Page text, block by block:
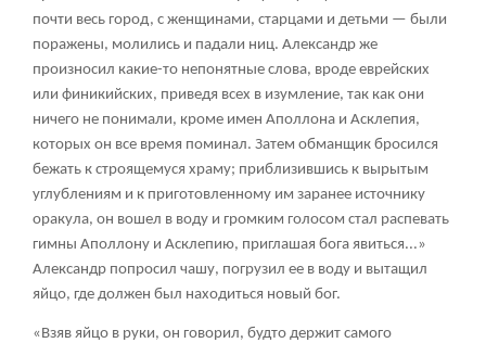
почти весь город, с женщинами, старцами и детьми — были
поражены, молились и падали ниц. Александр же
произносил какие-то непонятные слова, вроде еврейских
или финикийских, приведя всех в изумление, так как они
ничего не понимали, кроме имен Аполлона и Асклепия,
которых он все время поминал. Затем обманщик бросился
бежать к строящемуся храму; приблизившись к вырытым
углублениям и к приготовленному им заранее источнику
оракула, он вошел в воду и громким голосом стал распевать
гимны Аполлону и Асклепию, приглашая бога явиться...»
Александр попросил чашу, погрузил ее в воду и вытащил
яйцо, где должен был находиться новый бог.
«Взяв яйцо в руки, он говорил, будто держит самого